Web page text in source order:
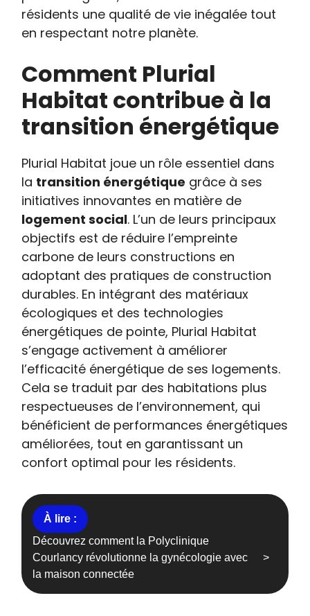
résidents une qualité de vie inégalée tout
en respectant notre planète.
Comment Plurial
Habitat contribue à la
transition énergétique
Plurial Habitat joue un rôle essentiel dans
la transition énergétique grâce à ses
initiatives innovantes en matière de
logement social. L’un de leurs principaux
objectifs est de réduire l’empreinte
carbone de leurs constructions en
adoptant des pratiques de construction
durables. En intégrant des matériaux
écologiques et des technologies
énergétiques de pointe, Plurial Habitat
s’engage activement à améliorer
l’efficacité énergétique de ses logements.
Cela se traduit par des habitations plus
respectueuses de l’environnement, qui
bénéficient de performances énergétiques
améliorées, tout en garantissant un
confort optimal pour les résidents.
Découvrez comment la Polyclinique
Courlancy révolutionne la gynécologie avec
la maison connectée